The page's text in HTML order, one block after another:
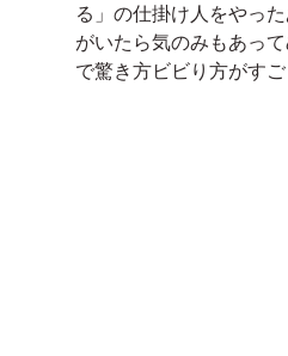
る」の仕掛け人をやっ
がいたら気のみもあっ
で驚き方ビビり方がすご